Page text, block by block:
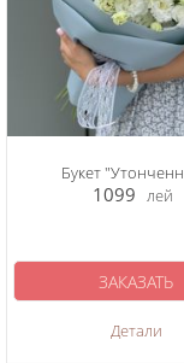
Букет
1099 лей
Детали
ЗАКАЗАТЬ